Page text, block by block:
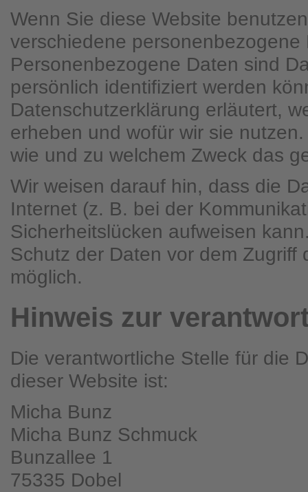
Wenn Sie diese Website
verschiedene personenbezogene
Personenbezogene Daten sind
persönlich identifiziert werden
Datenschutzerklärung erläutert,
erheben und wofür wir sie
wie und zu welchem Zweck das
Wir weisen darauf hin, dass die
Internet (z. B. bei der
Sicherheitslücken aufweisen
Schutz der Daten vor dem Zugriff
möglich.
Hinweis zur
Die verantwortliche Stelle für die
dieser Website ist:
Micha Bunz
Micha Bunz Schmuck
Bunzallee 1
75335 Dobel